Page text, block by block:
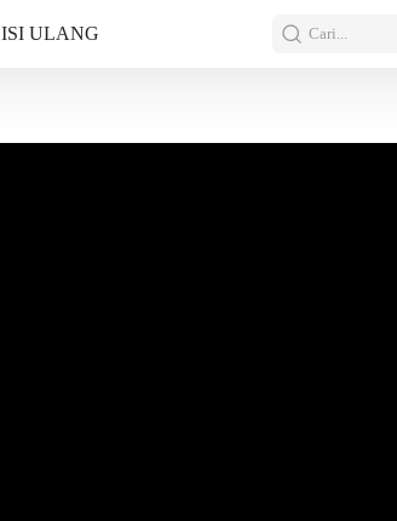
ISI ULANG Cari...